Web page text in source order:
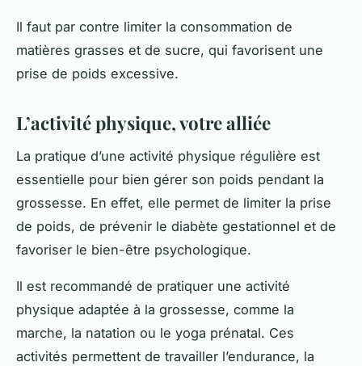
Il faut par contre limiter la consommation de
matières grasses et de sucre, qui favorisent une
prise de poids excessive.
L’activité physique, votre alliée
La pratique d’une activité physique régulière est
essentielle pour bien gérer son poids pendant la
grossesse. En effet, elle permet de limiter la prise
de poids, de prévenir le diabète gestationnel et de
favoriser le bien-être psychologique.
Il est recommandé de pratiquer une activité
physique adaptée à la grossesse, comme la
marche, la natation ou le yoga prénatal. Ces
activités permettent de travailler l’endurance, la